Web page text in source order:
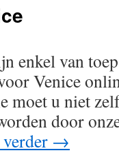
enkel van
Venice
moet u niet
door
→